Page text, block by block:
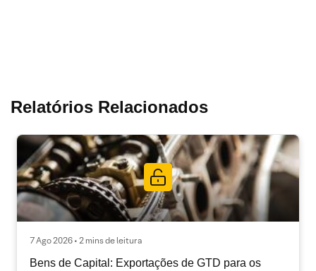
Relatórios Relacionados
7 Ago 2026 • 2 mins de leitura
Bens de Capital: Exportações de GTD para os